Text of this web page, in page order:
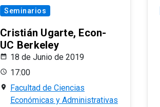
Seminarios
Cristián Ugarte, Econ-
UC Berkeley
18 de Junio de 2019
17:00
Facultad de Ciencias
Económicas y Administrativas